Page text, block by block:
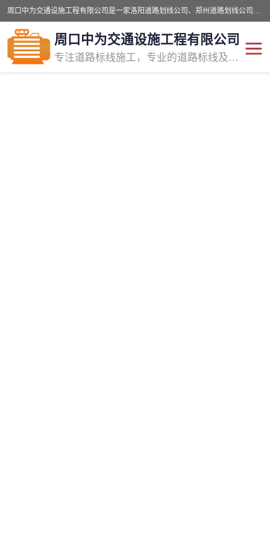
周口中为交通设施工程有限公司是一家洛阳道路划线公司、郑州道路划线公司、平顶山道路车位划线公司、开封车位划线公司、许昌道路车位划线公司、漯河道路车位划线公司，公司始终坚持“诚信、匠心、专注”的宗旨；我们的经营理念是：的服务。
周口中为交通设施工程有限公司
专注道路标线施工，专业的道路标线及交通设施施工服务商!